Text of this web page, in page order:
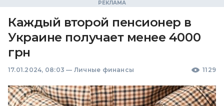
Каждый второй пенсионер в
Украине получает менее 4000
грн
17.01.2024, 08:03 — Личные финансы 1129